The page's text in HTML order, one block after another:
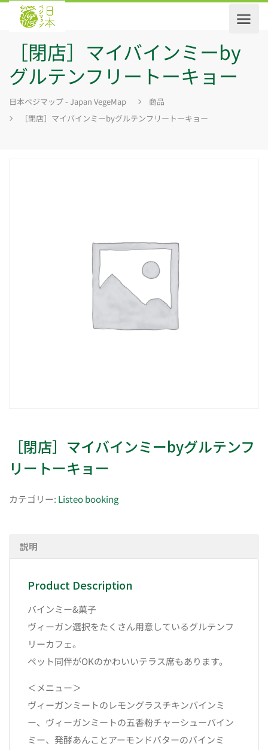
［閉店］マイバインミーby
グルテンフリートーキョー
日本ベジマップ - Japan VegeMap
商品
［閉店］マイバインミーbyグルテンフリートーキョー
［閉店］マイバインミーbyグルテンフ
リートーキョー
カテゴリー: Listeo booking
説明
Product Description
バインミー&菓子
ヴィーガン選択をたくさん用意しているグルテンフ
リーカフェ。
ペット同伴がOKのかわいいテラス席もあります。
＜メニュー＞
ヴィーガンミートのレモングラスチキンバインミ
ー、ヴィーガンミートの五香粉チャーシューバイン
ミー、発酵あんことアーモンドバターのバインミ